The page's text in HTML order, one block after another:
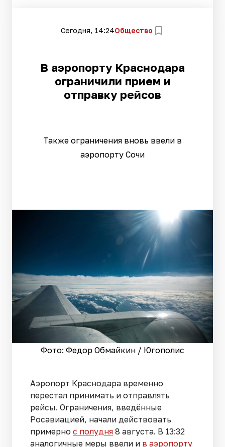
Сегодня, 14:24Общество
В аэропорту Краснодара
ограничили прием и
отправку рейсов
Также ограничения вновь ввели в
аэропорту Сочи
Фото: Федор Обмайкин / Югополис
Аэропорт Краснодара временно
перестал принимать и отправлять
рейсы. Ограничения, введённые
Росавиацией, начали действовать
примерно с полудня 8 августа. В 13:32
аналогичные меры ввели и в аэропорту